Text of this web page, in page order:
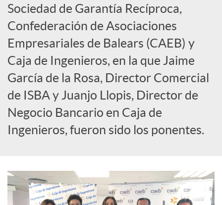
c
i
a
l
e
s
Sociedad de Garantía Recíproca,
Confederación de Asociaciones
Empresariales de Balears (CAEB) y
Caja de Ingenieros, en la que Jaime
García de la Rosa, Director Comercial
de ISBA y Juanjo Llopis, Director de
Negocio Bancario en Caja de
Ingenieros, fueron sido los ponentes.